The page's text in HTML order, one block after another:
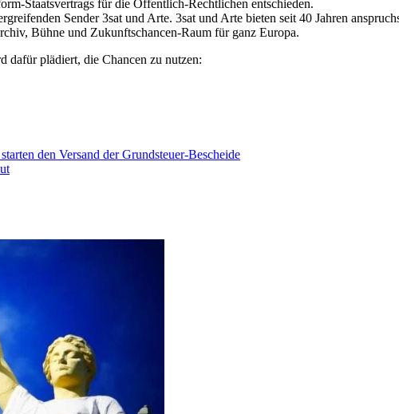
Staatsvertrags für die Öffentlich-Rechtlichen entschieden.
Sender 3sat und Arte. 3sat und Arte bieten seit 40 Jahren
Bühne und Zukunftschancen-Raum für ganz Europa.
plädiert, die Chancen zu nutzen:
den Versand der Grundsteuer-Bescheide